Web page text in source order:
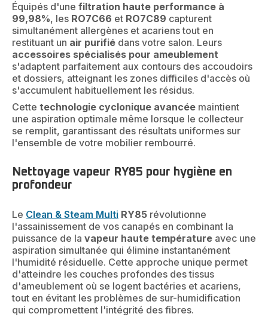
Équipés d'une filtration haute performance à
99,98%, les RO7C66 et RO7C89 capturent
simultanément allergènes et acariens tout en
restituant un air purifié dans votre salon. Leurs
accessoires spécialisés pour ameublement
s'adaptent parfaitement aux contours des accoudoirs
et dossiers, atteignant les zones difficiles d'accès où
s'accumulent habituellement les résidus.
Cette technologie cyclonique avancée maintient
une aspiration optimale même lorsque le collecteur
se remplit, garantissant des résultats uniformes sur
l'ensemble de votre mobilier rembourré.
Nettoyage vapeur RY85 pour hygiène en
profondeur
Le Clean & Steam Multi RY85 révolutionne
l'assainissement de vos canapés en combinant la
puissance de la vapeur haute température avec une
aspiration simultanée qui élimine instantanément
l'humidité résiduelle. Cette approche unique permet
d'atteindre les couches profondes des tissus
d'ameublement où se logent bactéries et acariens,
tout en évitant les problèmes de sur-humidification
qui compromettent l'intégrité des fibres.